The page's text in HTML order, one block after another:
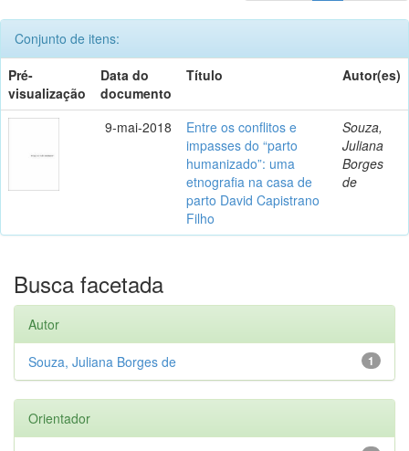
Conjunto de itens:
Pré-
visualização
Data do
documento
Título Autor(es)
9-mai-2018
Entre os conflitos e
impasses do “parto
humanizado”: uma
etnografia na casa de
parto David Capistrano
Filho
Souza,
Juliana
Borges
de
Busca facetada
Autor
1
Souza, Juliana Borges de
Orientador